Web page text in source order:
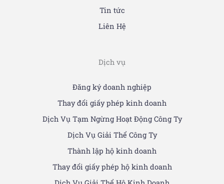
Tin tức
Liên Hệ
Dịch vụ
Đăng ký doanh nghiệp
Thay đổi giấy phép kinh doanh
Dịch Vụ Tạm Ngừng Hoạt Động Công Ty
Dịch Vụ Giải Thể Công Ty
Thành lập hộ kinh doanh
Thay đổi giấy phép hộ kinh doanh